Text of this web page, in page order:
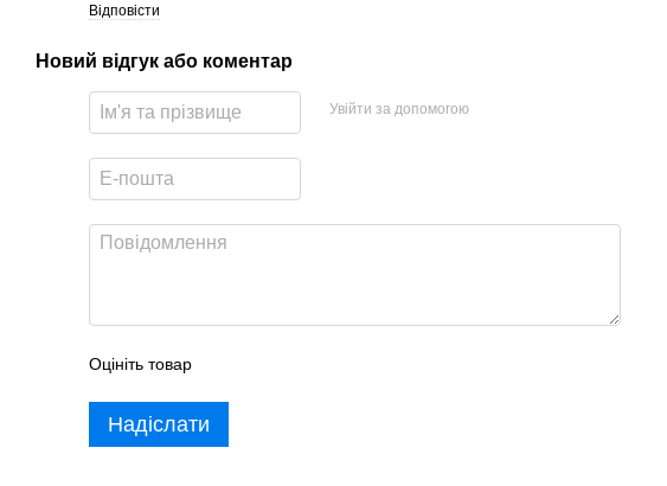
Відповісти
Новий відгук або коментар
Увійти за допомогою
Оцініть товар
Надіслати